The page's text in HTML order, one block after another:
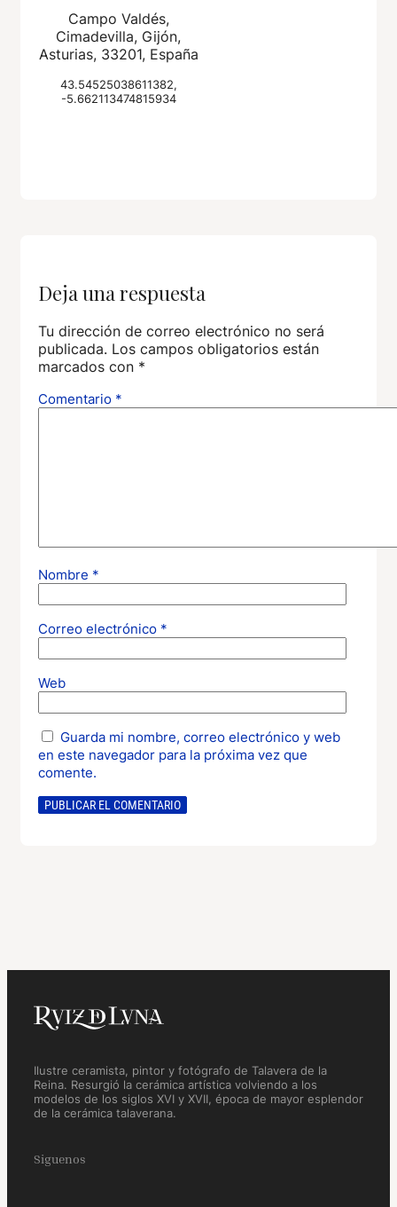
Campo Valdés,
Cimadevilla, Gijón,
Asturias, 33201, España
43.54525038611382,
-5.662113474815934
Deja una respuesta
Tu dirección de correo electrónico no será
publicada. Los campos obligatorios están
marcados con *
Comentario *
Nombre *
Correo electrónico *
Web
Guarda mi nombre, correo electrónico y web
en este navegador para la próxima vez que
comente.
Ilustre ceramista, pintor y fotógrafo de Talavera de la
Reina. Resurgió la cerámica artística volviendo a los
modelos de los siglos XVI y XVII, época de mayor esplendor
de la cerámica talaverana.
Siguenos